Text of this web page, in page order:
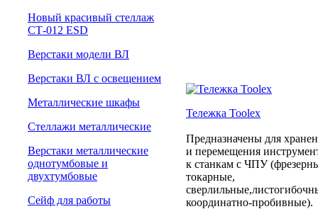
Новый красивый стеллаж
СТ-012 ESD
Верстаки модели ВЛ
Верстаки ВЛ с освещением
Металлические шкафы
Стеллажи металлические
Верстаки металлические
однотумбовые и
двухтумбовые
Сейф для работы
Тележка Toolex
Предназначены для
и перемещения
к станкам с ЧПУ
токарные,
координатно-пробивные).